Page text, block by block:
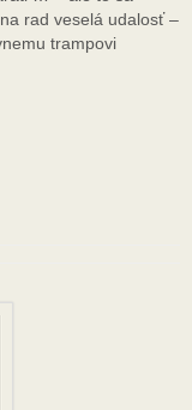
na rad veselá udalosť –
trampovi